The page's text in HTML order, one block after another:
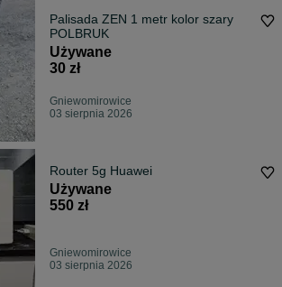
Palisada ZEN 1 metr kolor szary
POLBRUK
Używane
30 zł
Gniewomirowice
03 sierpnia 2026
Router 5g Huawei
Używane
550 zł
Gniewomirowice
03 sierpnia 2026